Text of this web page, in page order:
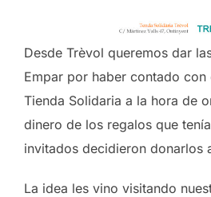
Desde Trèvol queremos dar
Empar por haber contado con
Tienda Solidaria a la hora de
dinero de los regalos que
invitados decidieron donarlos
La idea les vino visitando